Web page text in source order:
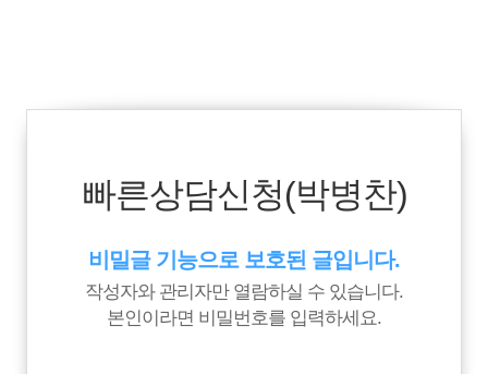
빠른상담신청(박병찬)
비밀글 기능으로 보호된 글입니다.
작성자와 관리자만 열람하실 수 있습니다.
본인이라면 비밀번호를 입력하세요.